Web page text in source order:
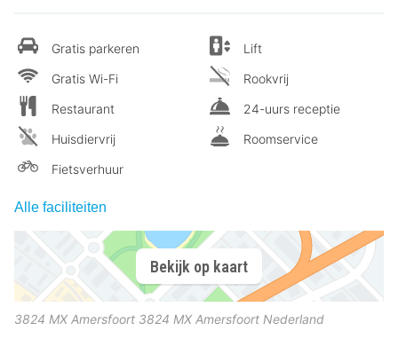
Gratis parkeren
Gratis Wi-Fi
Restaurant
Huisdiervrij
Fietsverhuur
Lift
Rookvrij
24-uurs receptie
Roomservice
Alle faciliteiten
Bekijk op kaart
3824 MX Amersfoort 3824 MX Amersfoort Nederland